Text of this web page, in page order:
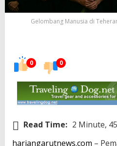
Gelombang Manusia di
0 0
Read Time: 2 Minute,
hariangarutnews.com –